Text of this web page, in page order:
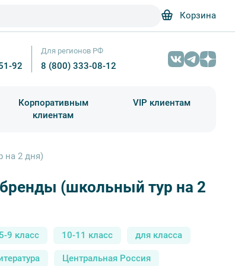
Корзина
92
Для регионов РФ
8 (800) 333-08-12
Корпоративным
клиентам
VIP клиентам
на 2 дня)
(школьный тур на 2
Тульские бренды – фото №3 – Photo by Sergey Konstantinov
5-9 класс 10-11 класс для класса
Центральная Россия